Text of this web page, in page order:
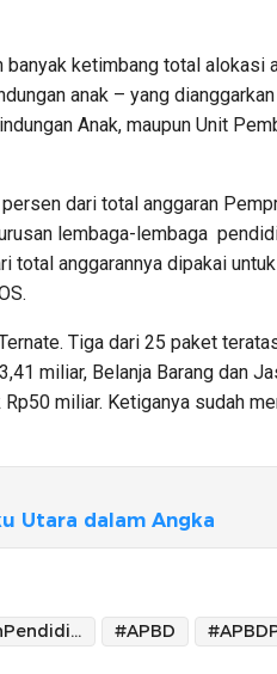
ketimbang total alokasi
anak – yang
Anak, maupun Unit
dari total anggaran
lembaga-lembaga
total anggarannya dipakai
Tiga dari 25 paket
miliar, Belanja Barang dan
miliar. Ketiganya sudah
Utara dalam Angka
#AnggaranPendidikan #APBD